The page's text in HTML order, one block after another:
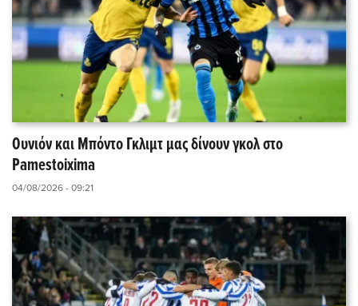
Ουνιόν και Μπόντο Γκλιμτ μας δίνουν γκολ στο
Pamestoixima
04/08/2026 - 09:21